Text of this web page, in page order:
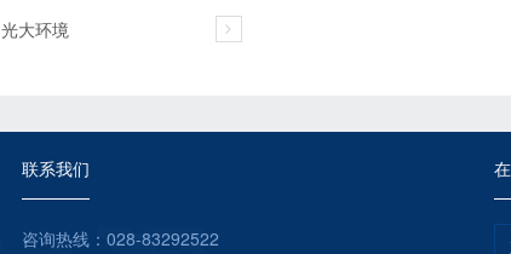
光大环境
联系我们
咨询热线：028-83292522